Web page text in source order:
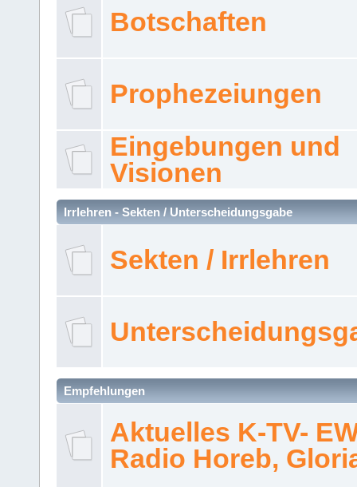
Botschaften
Prophezeiungen
Eingebungen und
Visionen
Irrlehren - Sekten / Unterscheidungsgabe
Sekten / Irrlehren
Empfehlungen
Aktuelles K-TV-
Radio Horeb,